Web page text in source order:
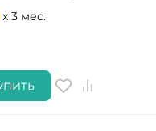
x 3 мес.